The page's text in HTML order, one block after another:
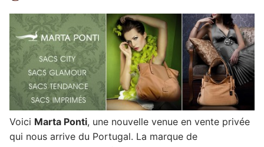
Voici Marta Ponti, une nouvelle venue en vente privée
qui nous arrive du Portugal. La marque de